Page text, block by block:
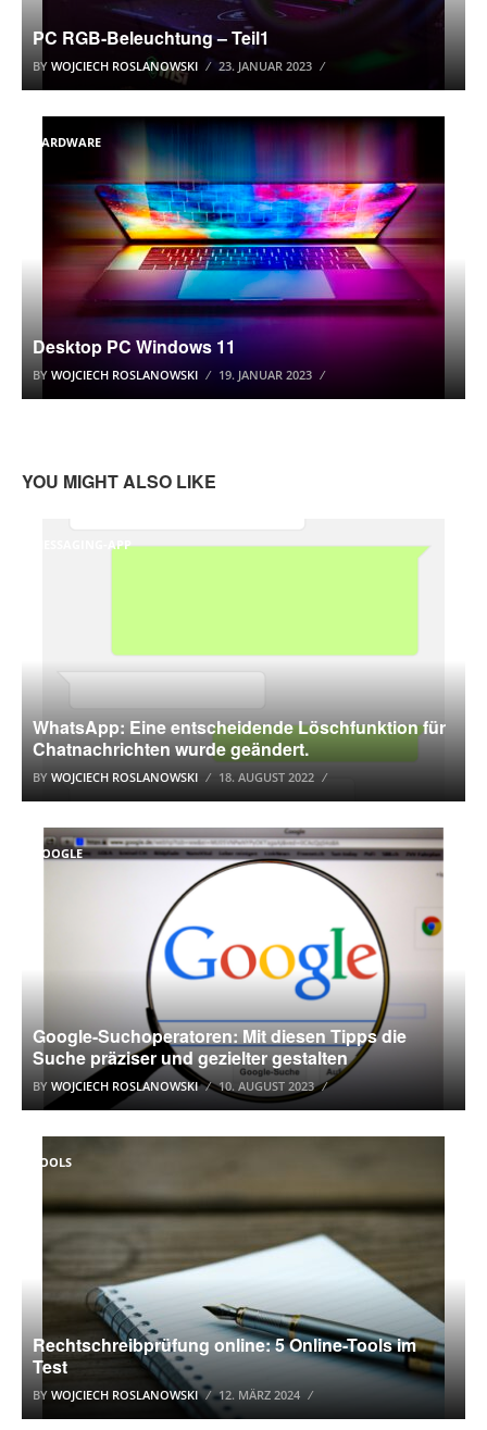
PC RGB-Beleuchtung – Teil1
BY WOJCIECH ROSLANOWSKI 23. JANUAR 2023
HARDWARE
Desktop PC Windows 11
BY WOJCIECH ROSLANOWSKI 19. JANUAR 2023
YOU MIGHT ALSO LIKE
MESSAGING-APP
WhatsApp: Eine entscheidende Löschfunktion für
Chatnachrichten wurde geändert.
BY WOJCIECH ROSLANOWSKI 18. AUGUST 2022
GOOGLE
Google-Suchoperatoren: Mit diesen Tipps die
Suche präziser und gezielter gestalten
BY WOJCIECH ROSLANOWSKI 10. AUGUST 2023
TOOLS
Rechtschreibprüfung online: 5 Online-Tools im
Test
BY WOJCIECH ROSLANOWSKI 12. MÄRZ 2024